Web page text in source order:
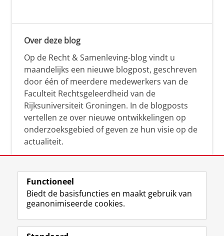
Over deze blog
Op de Recht & Samenleving-blog vindt u
maandelijks een nieuwe blogpost, geschreven
door één of meerdere medewerkers van de
Faculteit Rechtsgeleerdheid van de
Rijksuniversiteit Groningen. In de blogposts
vertellen ze over nieuwe ontwikkelingen op
onderzoeksgebied of geven ze hun visie op de
actualiteit.
Volg de RUG
F
a
L
i
R
S
I
n
Y
o
Functioneel
Biedt de basisfuncties en maakt gebruik van
geanonimiseerde cookies.